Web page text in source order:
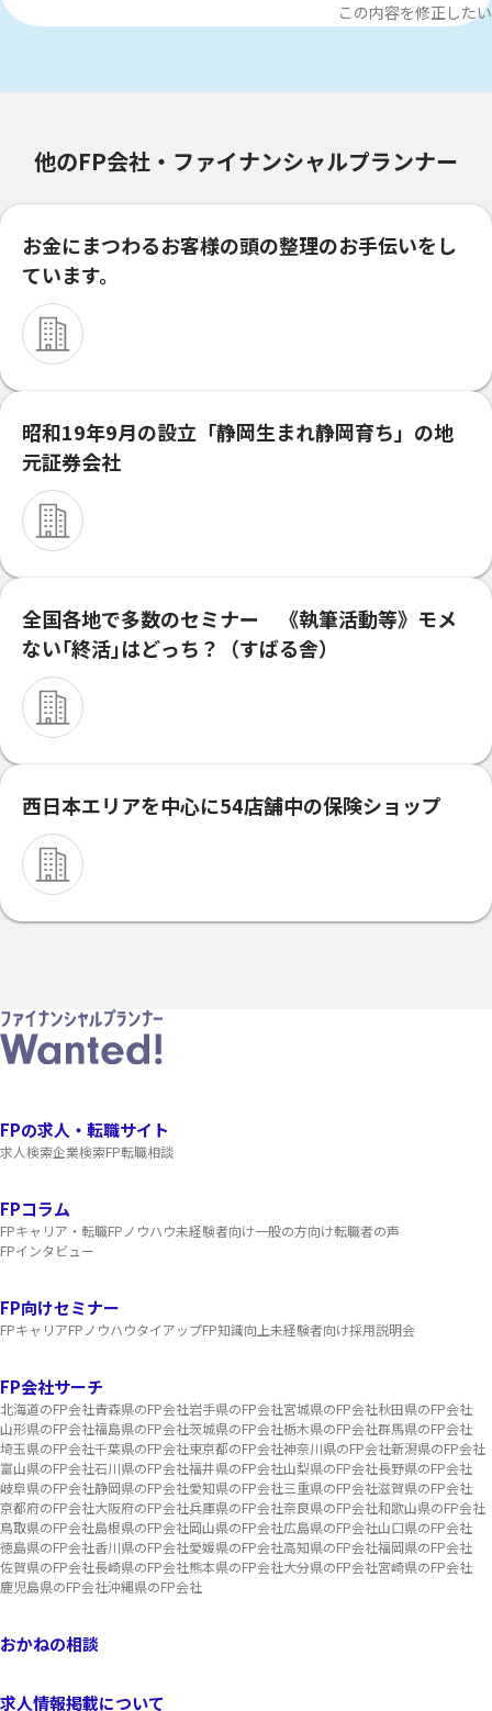
この内容を修正したい
他のFP会社・ファイナンシャルプランナー
お金にまつわるお客様の頭の整理のお手伝いをし
ています。
昭和19年9月の設立「静岡生まれ静岡育ち」の地
元証券会社
全国各地で多数のセミナー 《執筆活動等》モメ
ない｢終活｣はどっち？（すばる舎）
西日本エリアを中心に54店舗中の保険ショップ
FPの求人・転職サイト
求人検索企業検索FP転職相談
FPコラム
FPキャリア・転職FPノウハウ未経験者向け一般の方向け転職者の声
FPインタビュー
FP向けセミナー
FPキャリアFPノウハウタイアップFP知識向上未経験者向け採用説明会
FP会社サーチ
北海道のFP会社青森県のFP会社岩手県のFP会社宮城県のFP会社秋田県のFP会社
山形県のFP会社福島県のFP会社茨城県のFP会社栃木県のFP会社群馬県のFP会社
埼玉県のFP会社千葉県のFP会社東京都のFP会社神奈川県のFP会社新潟県のFP会社
富山県のFP会社石川県のFP会社福井県のFP会社山梨県のFP会社長野県のFP会社
岐阜県のFP会社静岡県のFP会社愛知県のFP会社三重県のFP会社滋賀県のFP会社
京都府のFP会社大阪府のFP会社兵庫県のFP会社奈良県のFP会社和歌山県のFP会社
鳥取県のFP会社島根県のFP会社岡山県のFP会社広島県のFP会社山口県のFP会社
徳島県のFP会社香川県のFP会社愛媛県のFP会社高知県のFP会社福岡県のFP会社
佐賀県のFP会社長崎県のFP会社熊本県のFP会社大分県のFP会社宮崎県のFP会社
鹿児島県のFP会社沖縄県のFP会社
おかねの相談
求人情報掲載について